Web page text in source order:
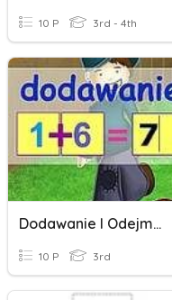
10 P 3rd - 4th
Dodawanie I Odejmowanie W Zakresie 20
10 P 3rd